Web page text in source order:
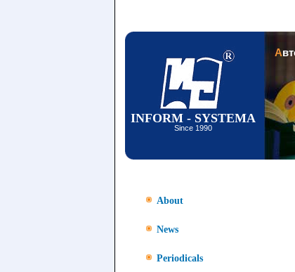
INFORM - SYSTEMA
Since 1990
About
News
Periodicals